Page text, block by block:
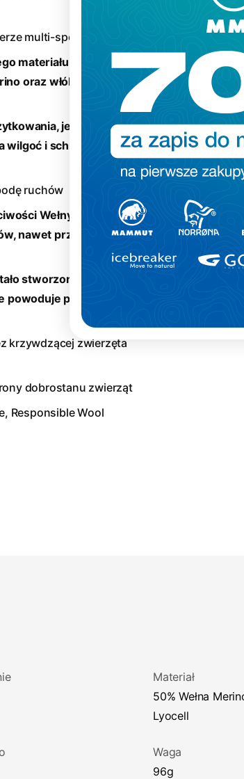
multi-sportowym
materiału o
oraz włókna TENCEL
jest
wilgoć i schnie szybciej
ruchów
Wełny Merino
nawet przy długim
stworzone z celulozy
podrażnień
krzywdzącej zwierzęta
dobrostanu zwierząt
Responsible Wool
Materiał
50% Wełna Merino, 50% TENCEL™
Lyocell
Waga
96g